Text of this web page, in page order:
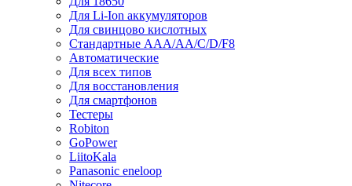
Для Li-Ion аккумуляторов
Для свинцово кислотных
Стандартные ААА/АА/С/D/F8
Автоматические
Для всех типов
Для восстановления
Для смартфонов
Тестеры
Robiton
GoPower
LiitoKala
Panasonic eneloop